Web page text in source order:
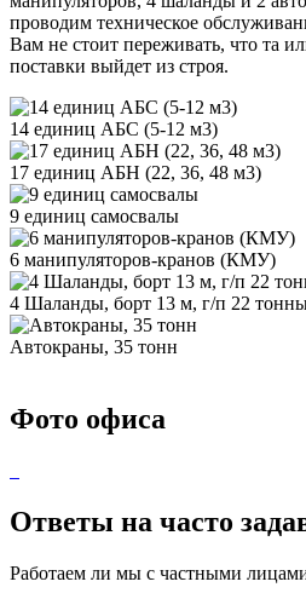
проводим техническое
Вам не стоит переживать, что та
поставки выйдет из строя.
14 единиц АБС (5-12 м3)
17 единиц АБН (22, 36, 48 м3)
9 единиц самосвалы
6 манипуляторов-кранов (КМУ)
4 Шаланды, борт 13 м, г/п 22
Автокраны, 35 тонн
Фото офиса
Ответы на часто
Работаем ли мы с частными